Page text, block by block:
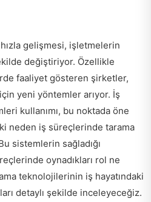
gelişmesi, işletmelerin
değiştiriyor. Özellikle
faaliyet gösteren şirketler,
yeni yöntemler arıyor. İş
kullanımı, bu noktada öne
neden iş süreçlerinde tarama
sistemlerin sağladığı
oynadıkları rol ne
teknolojilerinin iş hayatındaki
detaylı şekilde inceleyeceğiz.